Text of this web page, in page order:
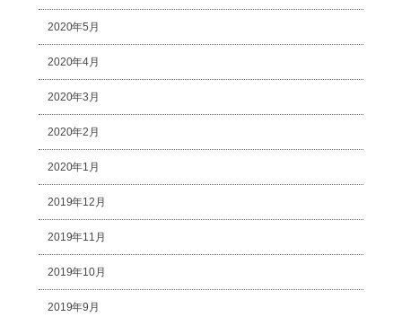
2020年5月
2020年4月
2020年3月
2020年2月
2020年1月
2019年12月
2019年11月
2019年10月
2019年9月